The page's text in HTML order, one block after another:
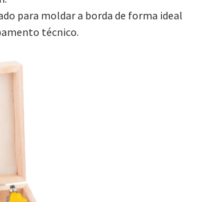
para moldar a borda de forma ideal
técnico.